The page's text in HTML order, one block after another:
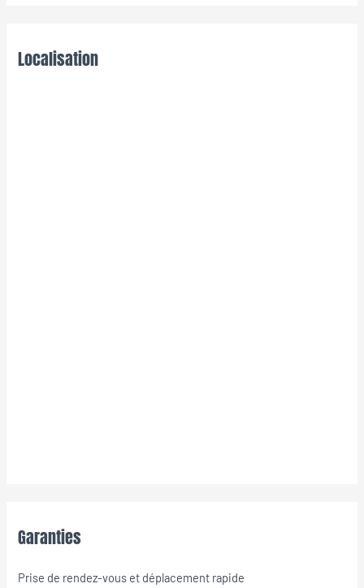
Localisation
Garanties
Prise de rendez-vous et déplacement rapide